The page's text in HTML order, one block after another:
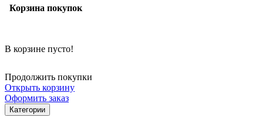
Корзина покупок
В корзине пусто!
Продолжить покупки
Открыть корзину
Оформить заказ
Категории